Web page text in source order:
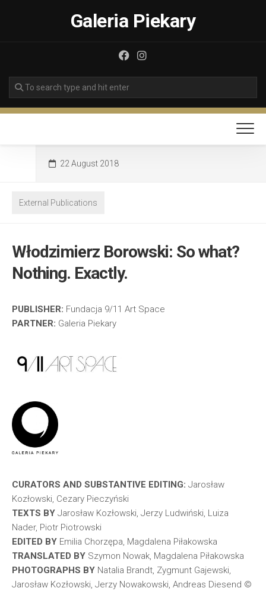
Galeria Piekary
22 August 2018
External Publications
Włodzimierz Borowski: So what?
Nothing. Exactly.
PUBLISHER: Fundacja 9/11 Art Space
PARTNER: Galeria Piekary
CURATORS AND SUBSTANTIVE EDITING: Jarosław
Kozłowski, Cezary Pieczyński
TEXTS BY Jarosław Kozłowski, Jerzy Ludwiński, Luiza
Nader, Piotr Piotrowski
EDITED BY Emilia Chorzępa, Magdalena Piłakowska
TRANSLATED BY Szymon Nowak, Magdalena Piłakowska
PHOTOGRAPHS BY Natalia Brandt, Zygmunt Gajewski,
Jarosław Kozłowski, Jerzy Nowakowski, Andreas Diesend ©